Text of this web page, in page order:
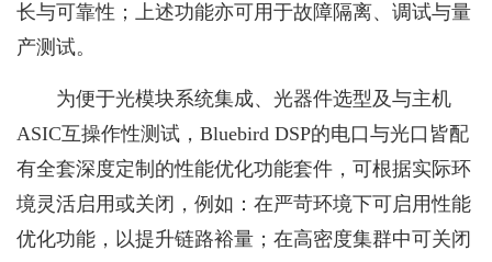
长与可靠性；上述功能亦可用于故障隔离、调试与量
产测试。
为便于光模块系统集成、光器件选型及与主机
ASIC互操作性测试，Bluebird DSP的电口与光口皆配
有全套深度定制的性能优化功能套件，可根据实际环
境灵活启用或关闭，例如：在严苛环境下可启用性能
优化功能，以提升链路裕量；在高密度集群中可关闭